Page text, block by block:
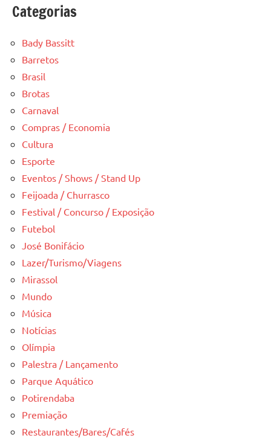
Categorias
Bady Bassitt
Barretos
Brasil
Brotas
Carnaval
Compras / Economia
Cultura
Esporte
Eventos / Shows / Stand Up
Feijoada / Churrasco
Festival / Concurso / Exposição
Futebol
José Bonifácio
Lazer/Turismo/Viagens
Mirassol
Mundo
Música
Notícias
Olímpia
Palestra / Lançamento
Parque Aquático
Potirendaba
Premiação
Restaurantes/Bares/Cafés